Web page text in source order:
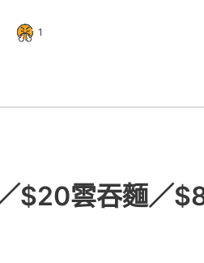
1
$20雲吞麵／